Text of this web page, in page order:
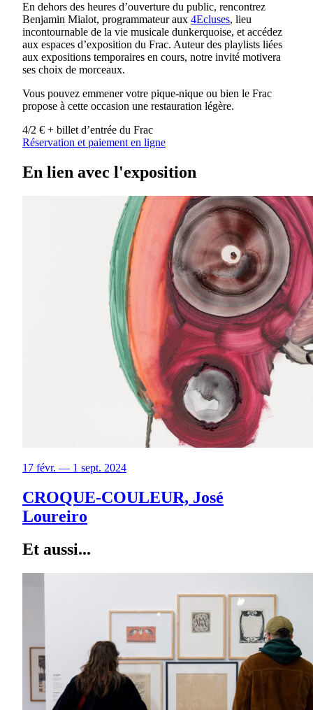
En dehors des heures d’ouverture du public, rencontrez
Benjamin Mialot, programmateur aux 4Ecluses, lieu
incontournable de la vie musicale dunkerquoise, et accédez
aux espaces d’exposition du Frac. Auteur des playlists liées
aux expositions temporaires en cours, notre invité motivera
ses choix de morceaux.
Vous pouvez emmener votre pique-nique ou bien le Frac
propose à cette occasion une restauration légère.
4/2 € + billet d’entrée du Frac
Réservation et paiement en ligne
En lien avec l'exposition
17 févr. — 1 sept. 2024
CROQUE-COULEUR, José
Loureiro
Et aussi...